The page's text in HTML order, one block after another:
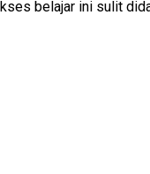
belajar ini sulit